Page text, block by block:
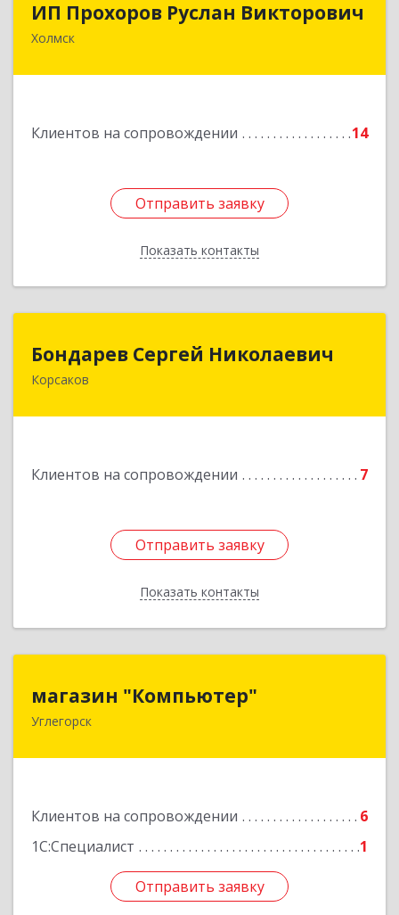
ИП Прохоров Руслан Викторович
Холмск
Клиентов на сопровождении 14
Отправить заявку
Показать контакты
694620, Сахалинская обл, Холмский р-н, Холмск
Отправить заявку
Назад
Бондарев Сергей Николаевич
Корсаков
Клиентов на сопровождении 7
Отправить заявку
Показать контакты
Бондарев Сергей Николаевич
Отправить заявку
Назад
магазин "Компьютер"
Углегорск
Клиентов на сопровождении
6
1С:Специалист
1
Отправить заявку
694920, Сахалинская обл, Углегорский р-н,
Отправить заявку